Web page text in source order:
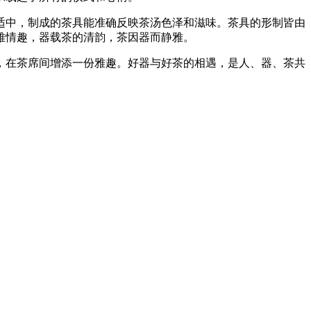
，制成的茶具能准确反映茶汤色泽和滋味。茶具的形制皆由
趣，器载茶的清韵，茶因器而静雅。
茶席间增添一份雅趣。好器与好茶的相遇，是人、器、茶共